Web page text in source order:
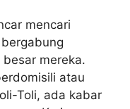
mencari
mereka.
atau
Toli, ada kabar